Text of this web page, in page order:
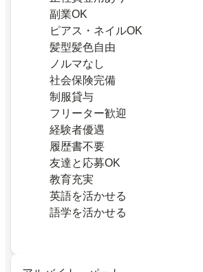
副業OK
ピアス・ネイルOK
髪型髪色自由
ノルマなし
社会保険完備
制服貸与
フリーター歓迎
経験者優遇
履歴書不要
友達と応募OK
教育充実
英語を活かせる
語学を活かせる